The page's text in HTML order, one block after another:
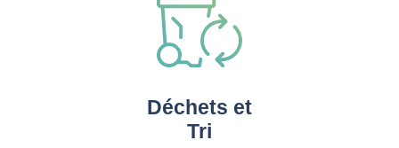
Déchets et
Tri